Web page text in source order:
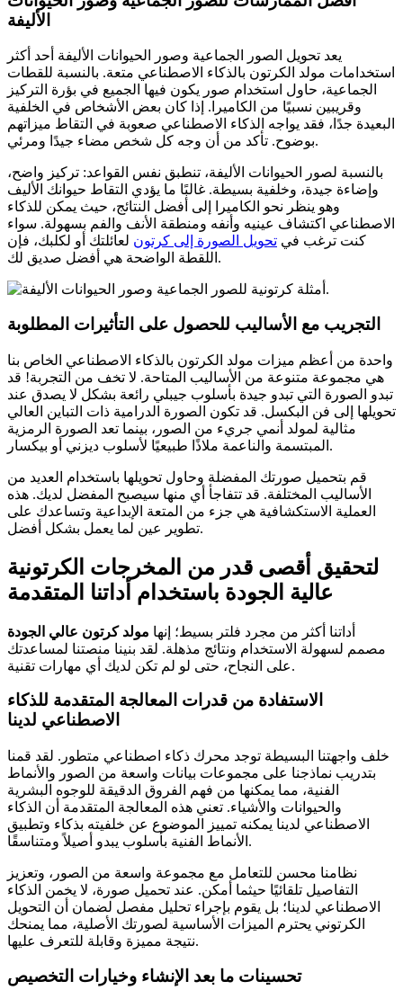
الأليفة
يعد تحويل الصور الجماعية وصور الحيوانات الأليفة أحد أكثر
استخدامات مولد الكرتون بالذكاء الاصطناعي متعة. بالنسبة للقطات
الجماعية، حاول استخدام صور يكون فيها الجميع في بؤرة التركيز
وقريبين نسبيًا من الكاميرا. إذا كان بعض الأشخاص في الخلفية
البعيدة جدًا، فقد يواجه الذكاء الاصطناعي صعوبة في التقاط ميزاتهم
بوضوح. تأكد من أن وجه كل شخص مضاء جيدًا ومرئي.
بالنسبة لصور الحيوانات الأليفة، تنطبق نفس القواعد: تركيز واضح،
وإضاءة جيدة، وخلفية بسيطة. غالبًا ما يؤدي التقاط حيوانك الأليف
وهو ينظر نحو الكاميرا إلى أفضل النتائج، حيث يمكن للذكاء
الاصطناعي اكتشاف عينيه وأنفه ومنطقة الأنف والفم بسهولة. سواء
كنت ترغب في تحويل الصورة إلى كرتون لعائلتك أو لكلبك، فإن
اللقطة الواضحة هي أفضل صديق لك.
التجريب مع الأساليب للحصول على التأثيرات المطلوبة
واحدة من أعظم ميزات مولد الكرتون بالذكاء الاصطناعي الخاص بنا
هي مجموعة متنوعة من الأساليب المتاحة. لا تخف من التجربة! قد
تبدو الصورة التي تبدو جيدة بأسلوب جيبلي رائعة بشكل لا يصدق عند
تحويلها إلى فن البكسل. قد تكون الصورة الدرامية ذات التباين العالي
مثالية لمولد أنمي جريء من الصور، بينما تعد الصورة الرمزية
المبتسمة والناعمة ملاذًا طبيعيًا لأسلوب ديزني أو بيكسار.
قم بتحميل صورتك المفضلة وحاول تحويلها باستخدام العديد من
الأساليب المختلفة. قد تتفاجأ أي منها سيصبح المفضل لديك. هذه
العملية الاستكشافية هي جزء من المتعة الإبداعية وتساعدك على
تطوير عين لما يعمل بشكل أفضل.
لتحقيق أقصى قدر من المخرجات الكرتونية
عالية الجودة باستخدام أداتنا المتقدمة
أداتنا أكثر من مجرد فلتر بسيط؛ إنها مولد كرتون عالي الجودة
مصمم لسهولة الاستخدام ونتائج مذهلة. لقد بنينا منصتنا لمساعدتك
على النجاح، حتى لو لم تكن لديك أي مهارات تقنية.
الاستفادة من قدرات المعالجة المتقدمة للذكاء
الاصطناعي لدينا
خلف واجهتنا البسيطة توجد محرك ذكاء اصطناعي متطور. لقد قمنا
بتدريب نماذجنا على مجموعات بيانات واسعة من الصور والأنماط
الفنية، مما يمكنها من فهم الفروق الدقيقة للوجوه البشرية
والحيوانات والأشياء. تعني هذه المعالجة المتقدمة أن الذكاء
الاصطناعي لدينا يمكنه تمييز الموضوع عن خلفيته بذكاء وتطبيق
الأنماط الفنية بأسلوب يبدو أصيلاً ومتناسقًا.
نظامنا محسن للتعامل مع مجموعة واسعة من الصور، وتعزيز
التفاصيل تلقائيًا حيثما أمكن. عند تحميل صورة، لا يخمن الذكاء
الاصطناعي لدينا؛ بل يقوم بإجراء تحليل مفصل لضمان أن التحويل
الكرتوني يحترم الميزات الأساسية لصورتك الأصلية، مما يمنحك
نتيجة مميزة وقابلة للتعرف عليها.
تحسينات ما بعد الإنشاء وخيارات التخصيص